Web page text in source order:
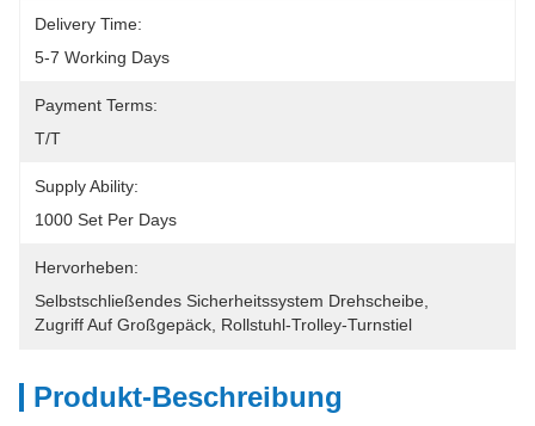
Delivery Time:
5-7 Working Days
Payment Terms:
T/T
Supply Ability:
1000 Set Per Days
Hervorheben:
Selbstschließendes Sicherheitssystem Drehscheibe
Zugriff Auf Großgepäck Rollstuhl-Trolley-Turnstiel
Produkt-Beschreibung